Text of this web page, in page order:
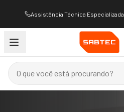
Assistência Técnica Especializada